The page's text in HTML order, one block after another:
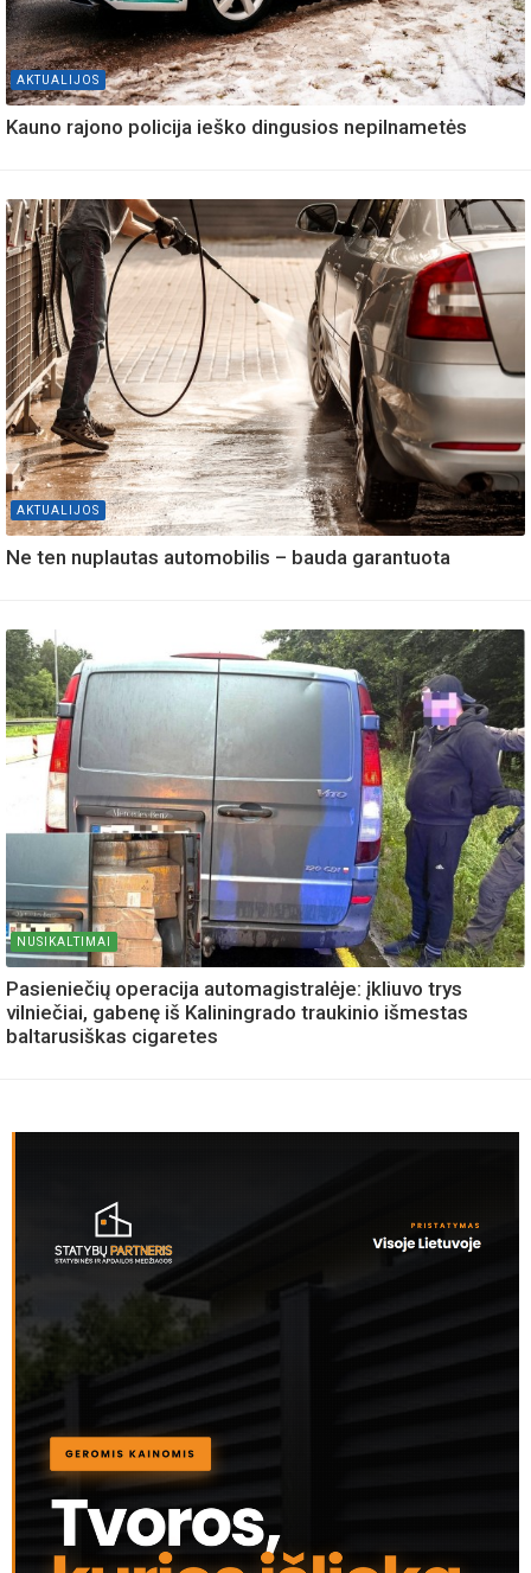
AKTUALIJOS
Kauno rajono policija ieško dingusios nepilnametės
AKTUALIJOS
Ne ten nuplautas automobilis – bauda garantuota
NUSIKALTIMAI
Pasieniečių operacija automagistralėje: įkliuvo trys
vilniečiai, gabenę iš Kaliningrado traukinio išmestas
baltarusiškas cigaretes